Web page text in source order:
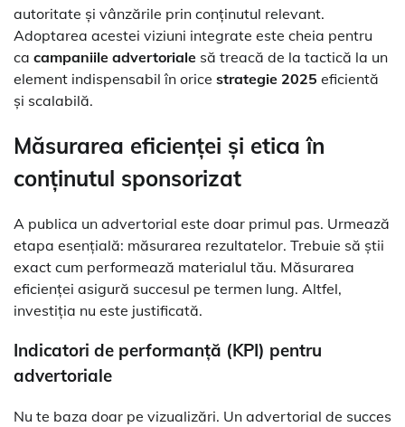
autoritate și vânzările prin conținutul relevant.
Adoptarea acestei viziuni integrate este cheia pentru
ca campaniile advertoriale să treacă de la tactică la un
element indispensabil în orice strategie 2025 eficientă
și scalabilă.
Măsurarea eficienței și etica în
conținutul sponsorizat
A publica un advertorial este doar primul pas. Urmează
etapa esențială: măsurarea rezultatelor. Trebuie să știi
exact cum performează materialul tău. Măsurarea
eficienței asigură succesul pe termen lung. Altfel,
investiția nu este justificată.
Indicatori de performanță (KPI) pentru
advertoriale
Nu te baza doar pe vizualizări. Un advertorial de succes